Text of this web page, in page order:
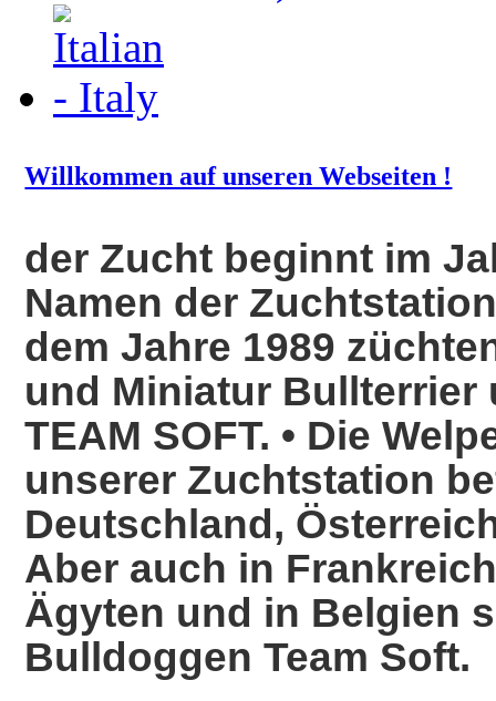
Willkommen auf unseren Webseiten !
der Zucht beginnt im
Namen der
dem Jahre 1989
und Miniatur Bullterrier
TEAM SOFT. • Die
unserer Zuchtstation
Deutschland,
Aber auch in
Ägyten und in Belgien
Bulldoggen Team Soft.